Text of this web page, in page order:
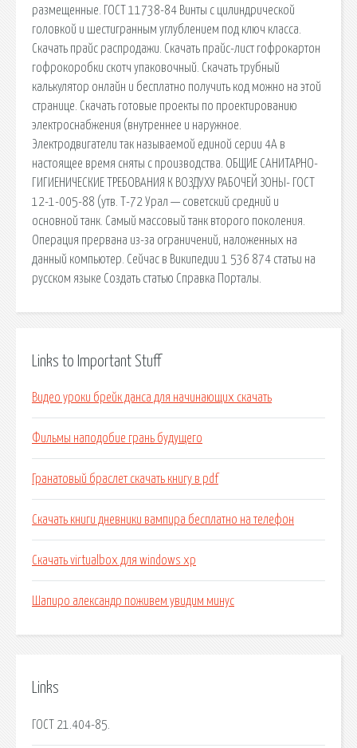
размещенные. ГОСТ 11738-84 Винты с цилиндрической
головкой и шестигранным углублением под ключ класса.
Скачать прайс распродажи. Скачать прайс-лист гофрокартон
гофрокоробки скотч упаковочный. Скачать трубный
калькулятор онлайн и бесплатно получить код можно на этой
странице. Скачать готовые проекты по проектированию
электроснабжения (внутреннее и наружное.
Электродвигатели так называемой единой серии 4А в
настоящее время сняты с производства. ОБЩИЕ САНИТАРНО-
ГИГИЕНИЧЕСКИЕ ТРЕБОВАНИЯ К ВОЗДУХУ РАБОЧЕЙ ЗОНЫ- ГОСТ
12-1-005-88 (утв. Т-72 Урал — советский средний и
основной танк. Самый массовый танк второго поколения.
Операция прервана из-за ограничений, наложенных на
данный компьютер. Сейчас в Википедии 1 536 874 статьи на
русском языке Создать статью Справка Порталы.
Links to Important Stuff
Видео уроки брейк данса для начинающих скачать
Фильмы наподобие грань будущего
Гранатовый браслет скачать книгу в pdf
Скачать книги дневники вампира бесплатно на телефон
Скачать virtualbox для windows xp
Шапиро александр поживем увидим минус
Links
ГОСТ 21.404-85.